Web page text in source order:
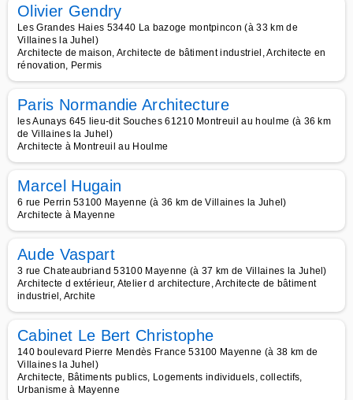
Olivier Gendry
Les Grandes Haies 53440 La bazoge montpincon (à 33 km de
Villaines la Juhel)
Architecte de maison, Architecte de bâtiment industriel, Architecte en
rénovation, Permis
Paris Normandie Architecture
les Aunays 645 lieu-dit Souches 61210 Montreuil au houlme (à 36 km
de Villaines la Juhel)
Architecte à Montreuil au Houlme
Marcel Hugain
6 rue Perrin 53100 Mayenne (à 36 km de Villaines la Juhel)
Architecte à Mayenne
Aude Vaspart
3 rue Chateaubriand 53100 Mayenne (à 37 km de Villaines la Juhel)
Architecte d extérieur, Atelier d architecture, Architecte de bâtiment
industriel, Archite
Cabinet Le Bert Christophe
140 boulevard Pierre Mendès France 53100 Mayenne (à 38 km de
Villaines la Juhel)
Architecte, Bâtiments publics, Logements individuels, collectifs,
Urbanisme à Mayenne